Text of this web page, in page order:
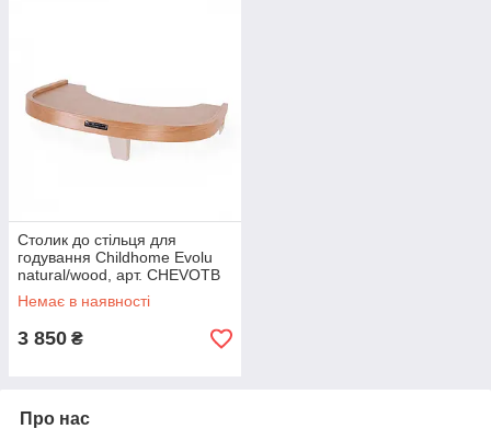
Столик до стільця для
годування Childhome Evolu
natural/wood, арт. CHEVOTB
Немає в наявності
3 850 ₴
Про нас